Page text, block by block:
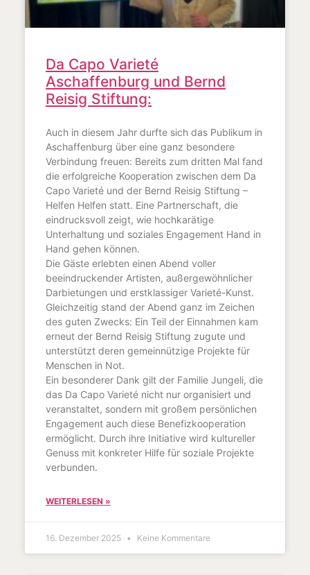
Da Capo Varieté
Aschaffenburg und Bernd
Reisig Stiftung:
Auch in diesem Jahr durfte sich das Publikum in
Aschaffenburg über eine ganz besondere
Verbindung freuen: Bereits zum dritten Mal fand
die erfolgreiche Kooperation zwischen dem Da
Capo Varieté und der Bernd Reisig Stiftung –
Helfen Helfen statt. Eine Partnerschaft, die
eindrucksvoll zeigt, wie hochkarätige
Unterhaltung und soziales Engagement Hand in
Hand gehen können.
Die Gäste erlebten einen Abend voller
beeindruckender Artisten, außergewöhnlicher
Darbietungen und erstklassiger Varieté-Kunst.
Gleichzeitig stand der Abend ganz im Zeichen
des guten Zwecks: Ein Teil der Einnahmen kam
erneut der Bernd Reisig Stiftung zugute und
unterstützt deren gemeinnützige Projekte für
Menschen in Not.
Ein besonderer Dank gilt der Familie Jungeli, die
das Da Capo Varieté nicht nur organisiert und
veranstaltet, sondern mit großem persönlichen
Engagement auch diese Benefizkooperation
ermöglicht. Durch ihre Initiative wird kultureller
Genuss mit konkreter Hilfe für soziale Projekte
verbunden.
WEITERLESEN »
16. Dezember 2025 Keine Kommentare